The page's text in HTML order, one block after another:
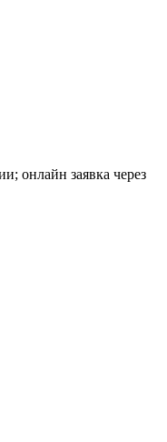
онлайн заявка через